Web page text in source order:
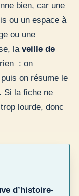
bien, car une
ou un espace à
ou une
la veille de
: on
on résume le
Si la fiche ne
lourde, donc
d’histoire-